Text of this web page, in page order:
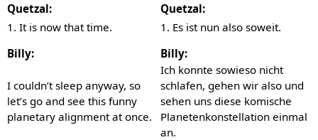
Quetzal:
Quetzal:
1. It is now that time.
1. Es ist nun also soweit.
Billy:
Billy:
I couldn’t sleep anyway, so
let’s go and see this funny
planetary alignment at once.
Ich konnte sowieso nicht
schlafen, gehen wir also und
sehen uns diese komische
Planetenkonstellation einmal
an.